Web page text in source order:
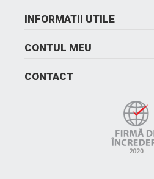
INFORMATII UTILE
CONTUL MEU
CONTACT